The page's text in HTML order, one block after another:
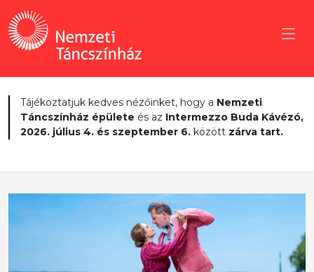
Tájékoztatjuk kedves nézőinket, hogy a Nemzeti
Táncszínház épülete és az Intermezzo Buda Kávézó,
2026. július 4. és szeptember 6. között zárva tart.